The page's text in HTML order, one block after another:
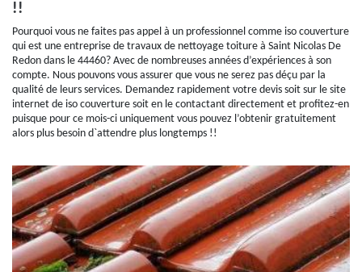
!!
Pourquoi vous ne faites pas appel à un professionnel comme iso couverture
qui est une entreprise de travaux de nettoyage toiture à Saint Nicolas De
Redon dans le 44460? Avec de nombreuses années d’expériences à son
compte. Nous pouvons vous assurer que vous ne serez pas déçu par la
qualité de leurs services. Demandez rapidement votre devis soit sur le site
internet de iso couverture soit en le contactant directement et profitez-en
puisque pour ce mois-ci uniquement vous pouvez l’obtenir gratuitement
alors plus besoin d`attendre plus longtemps !!